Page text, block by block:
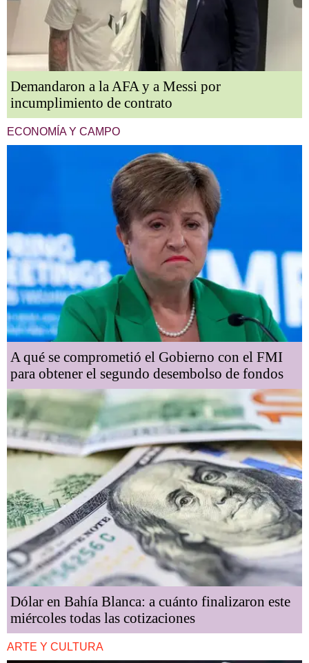
Demandaron a la AFA y a Messi por
incumplimiento de contrato
ECONOMÍA Y CAMPO
A qué se comprometió el Gobierno con el FMI
para obtener el segundo desembolso de fondos
Dólar en Bahía Blanca: a cuánto finalizaron este
miércoles todas las cotizaciones
ARTE Y CULTURA